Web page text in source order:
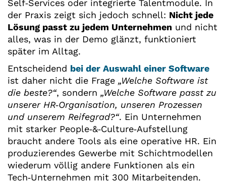
Self‑Services oder integrierte Talentmodule. In
der Praxis zeigt sich jedoch schnell: Nicht jede
Lösung passt zu jedem Unternehmen und nicht
alles, was in der Demo glänzt, funktioniert
später im Alltag.
Entscheidend bei der Auswahl einer Software
ist daher nicht die Frage „Welche Software ist
die beste?“, sondern „Welche Software passt zu
unserer HR‑Organisation, unseren Prozessen
und unserem Reifegrad?“. Ein Unternehmen
mit starker People‑&‑Culture‑Aufstellung
braucht andere Tools als eine operative HR. Ein
produzierendes Gewerbe mit Schichtmodellen
wiederum völlig andere Funktionen als ein
Tech‑Unternehmen mit 300 Mitarbeitenden.